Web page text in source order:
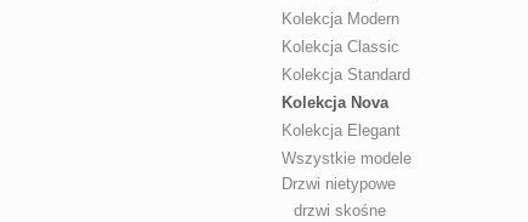
Kolekcja Modern
Kolekcja Classic
Kolekcja Standard
Kolekcja Nova
Kolekcja Elegant
Wszystkie modele
Drzwi nietypowe
drzwi skośne